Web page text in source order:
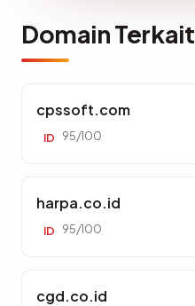
Domain Terkait
cpssoft.com
ID 95/100
harpa.co.id
ID 95/100
cgd.co.id